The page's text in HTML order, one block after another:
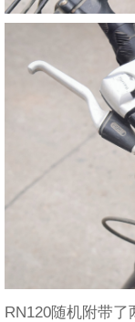
RN120随机附带